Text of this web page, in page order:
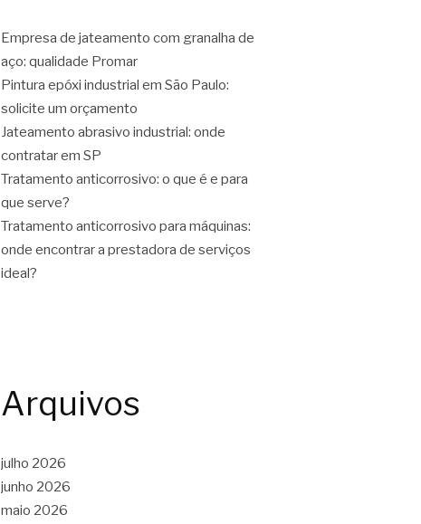
Empresa de jateamento com granalha de
aço: qualidade Promar
Pintura epóxi industrial em São Paulo:
solicite um orçamento
Jateamento abrasivo industrial: onde
contratar em SP
Tratamento anticorrosivo: o que é e para
que serve?
Tratamento anticorrosivo para máquinas:
onde encontrar a prestadora de serviços
ideal?
Arquivos
julho 2026
junho 2026
maio 2026